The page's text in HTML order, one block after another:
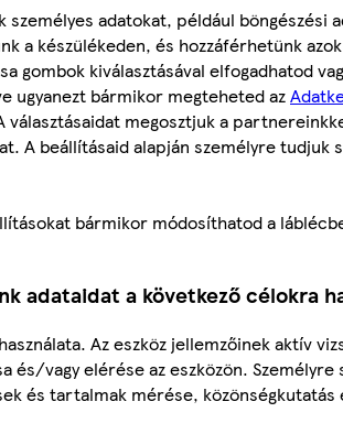
személyes adatokat, például böngészési
a készülékeden, és hozzáférhetünk
gombok kiválasztásával elfogadhatod
ugyanezt bármikor megteheted az
választásaidat megosztjuk a
A beállításaid alapján személyre tudjuk
bármikor módosíthatod a
adataidat a következő célokra
Az eszköz jellemzőinek aktív
és/vagy elérése az eszközön.
és tartalmak mérése, közönségkutatás